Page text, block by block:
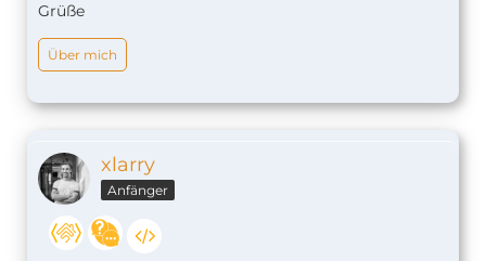
Grüße
Über mich
xlarry
Anfänger